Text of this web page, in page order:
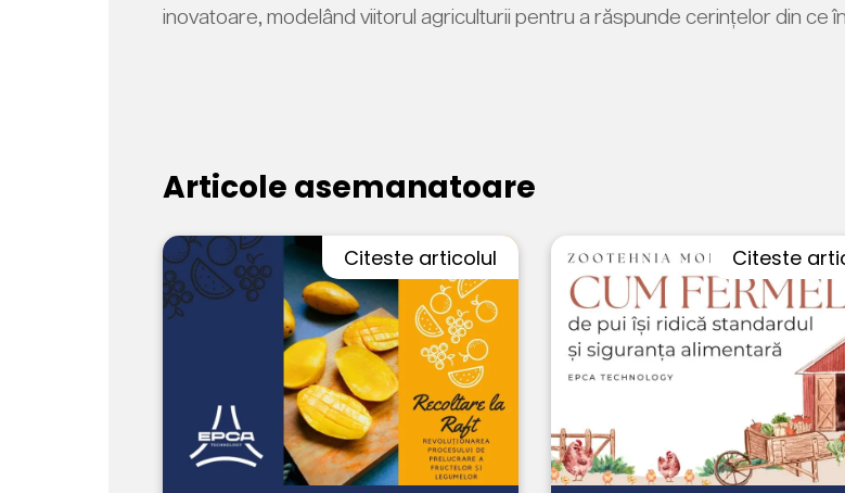
inovatoare, modelând viitorul agriculturii pentru a răspunde cerințelor din ce
Articole asemanatoare
Citeste articolul Citeste